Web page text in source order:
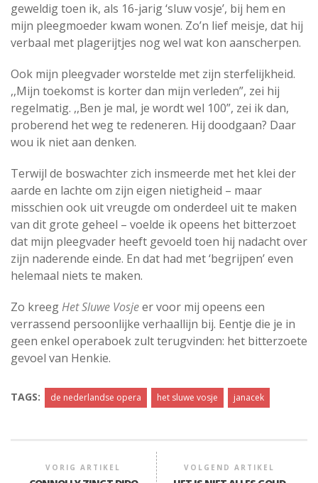
geweldig toen ik, als 16-jarig ‘sluw vosje’, bij hem en
mijn pleegmoeder kwam wonen. Zo’n lief meisje, dat hij
verbaal met plagerijtjes nog wel wat kon aanscherpen.
Ook mijn pleegvader worstelde met zijn sterfelijkheid.
,,Mijn toekomst is korter dan mijn verleden”, zei hij
regelmatig. ,,Ben je mal, je wordt wel 100”, zei ik dan,
proberend het weg te redeneren. Hij doodgaan? Daar
wou ik niet aan denken.
Terwijl de boswachter zich insmeerde met het klei der
aarde en lachte om zijn eigen nietigheid – maar
misschien ook uit vreugde om onderdeel uit te maken
van dit grote geheel – voelde ik opeens het bitterzoet
dat mijn pleegvader heeft gevoeld toen hij nadacht over
zijn naderende einde. En dat had met ‘begrijpen’ even
helemaal niets te maken.
Zo kreegHet Sluwe Vosjeer voor mij opeens een
verrassend persoonlijke verhaallijn bij. Eentje die je in
geen enkel operaboek zult terugvinden: het bitterzoete
gevoel van Henkie.
TAGS: de nederlandse opera het sluwe vosje janacek
VORIG ARTIKEL VOLGEND ARTIKEL